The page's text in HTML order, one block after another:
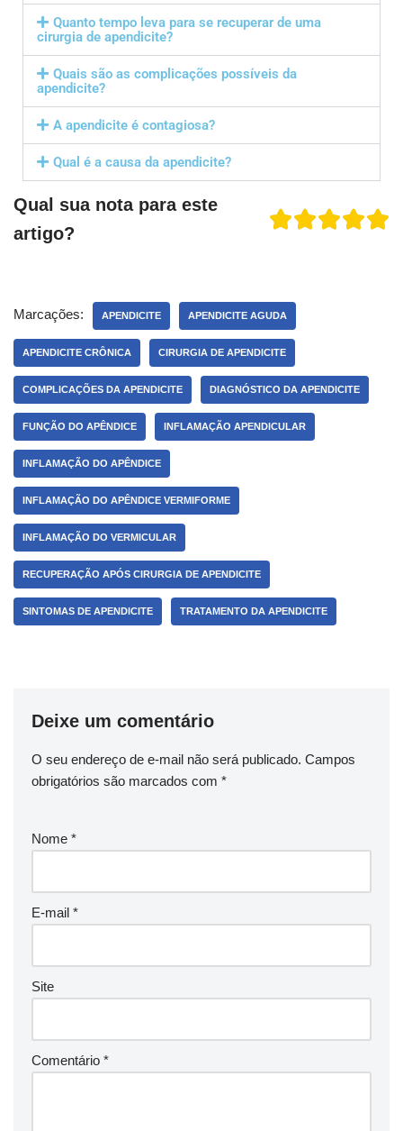
Quanto tempo leva para se recuperar de uma
cirurgia de apendicite?
Quais são as complicações possíveis da
apendicite?
A apendicite é contagiosa?
Qual é a causa da apendicite?
Qual sua nota para este
artigo?
Marcações: APENDICITE APENDICITE AGUDA
APENDICITE CRÔNICA CIRURGIA DE APENDICITE
COMPLICAÇÕES DA APENDICITE DIAGNÓSTICO DA APENDICITE
FUNÇÃO DO APÊNDICE INFLAMAÇÃO APENDICULAR
INFLAMAÇÃO DO APÊNDICE
INFLAMAÇÃO DO APÊNDICE VERMIFORME
INFLAMAÇÃO DO VERMICULAR
RECUPERAÇÃO APÓS CIRURGIA DE APENDICITE
SINTOMAS DE APENDICITE TRATAMENTO DA APENDICITE
Deixe um comentário
O seu endereço de e-mail não será publicado. Campos
obrigatórios são marcados com *
Nome *
E-mail *
Site
Comentário *